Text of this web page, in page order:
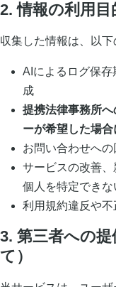
2. 情報の利用目
収集した情報は、以下
AIによるログ保
成
提携法律事務所
ーが希望した場合
お問い合わせへ
サービスの改善
個人を特定できな
利用規約違反や
3. 第三者への
て）